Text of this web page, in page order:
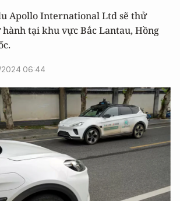
Apollo International Ltd sẽ thử
tại khu vực Bắc Lantau, Hồng
2024 06:44